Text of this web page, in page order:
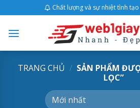
content
Chất lượng và sự nhiệt tình
TRANG CHỦ / SẢN PHẨM
LỌC”